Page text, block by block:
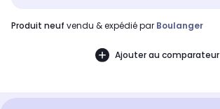
produit neuf vendu & expédié par Boulanger
Ajouter au comparateur